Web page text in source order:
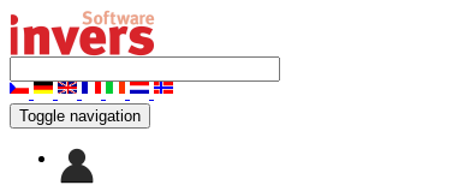
Toggle navigation